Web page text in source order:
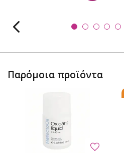
Παρόμοια προϊόντα